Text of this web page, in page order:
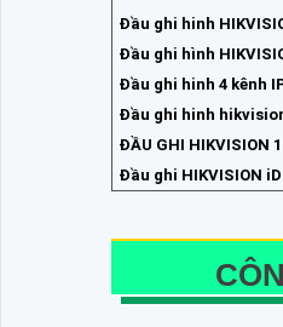
Đầu ghi hinh
Đầu ghi hình
Đầu ghi hinh 4 kênh
Đầu ghi hinh
ĐẦU GHI HIKVISION
Đầu ghi HIKVISION